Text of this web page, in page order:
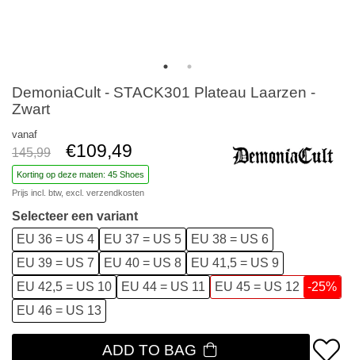
DemoniaCult - STACK301 Plateau Laarzen -
Zwart
vanaf
145,99 €109,49
Korting op deze maten: 45 Shoes
Prijs incl. btw, excl. verzendkosten
Selecteer een variant
EU 36 = US 4
EU 37 = US 5
EU 38 = US 6
EU 39 = US 7
EU 40 = US 8
EU 41,5 = US 9
EU 42,5 = US 10
EU 44 = US 11 EU 45 = US 12
-25%
EU 46 = US 13
ADD TO BAG